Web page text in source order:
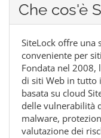
Che cos'è
SiteLock offre una
conveniente per
Fondata nel 2008,
di siti Web in tutto
basata su cloud
delle vulnerabilità
malware,
valutazione dei